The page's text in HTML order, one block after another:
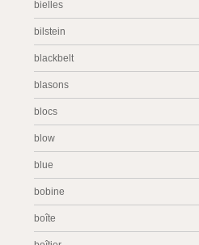
bielles
bilstein
blackbelt
blasons
blocs
blow
blue
bobine
boîte